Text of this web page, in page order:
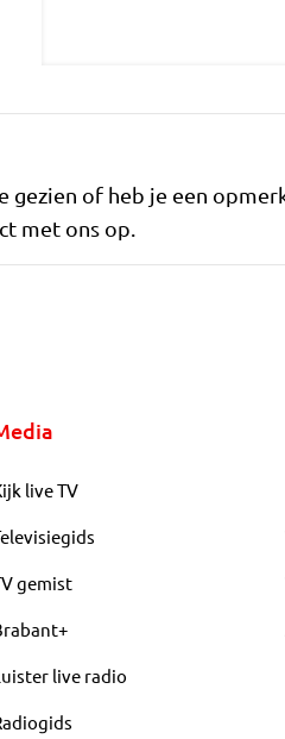
gezien of heb je een
met ons op.
live TV
gemist
live radio